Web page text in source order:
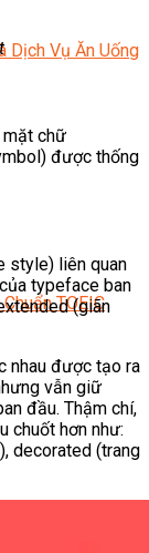
Dịch Vụ Ăn Uống
TOEIC
mặt chữ
được thống
style) liên quan
typeface ban
(giãn
nhau được tạo ra
vẫn giữ
đầu. Thậm chí,
chuốt hơn như:
decorated (trang